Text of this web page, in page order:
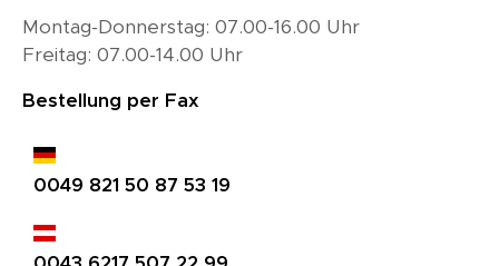
Montag-Donnerstag: 07.00-16.00 Uhr
Freitag: 07.00-14.00 Uhr
Bestellung per Fax
0049 821 50 87 53 19